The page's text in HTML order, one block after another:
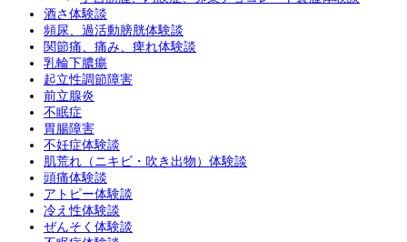
酒さ体験談
頻尿、過活動膀胱体験談
関節痛、痛み、痺れ体験談
乳輪下膿瘍
起立性調節障害
前立腺炎
不眠症
胃腸障害
不妊症体験談
肌荒れ（ニキビ・吹き出物）体験談
頭痛体験談
アトピー体験談
冷え性体験談
ぜんそく体験談